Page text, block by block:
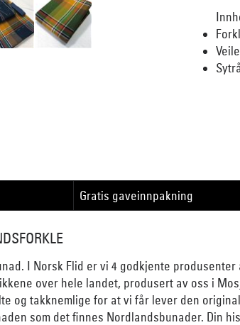
Gratis gaveinnpakning
I Norsk Flid er vi 4 godkjente
over hele landet, produsert av oss i
og takknemlige for at vi får lever den
som det finnes Nordlandsbunader. Din